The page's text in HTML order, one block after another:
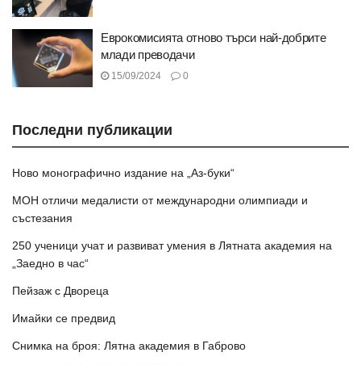
Еврокомисията отново търси най-добрите
млади преводачи
15/09/2024 0
Последни публикации
Ново монографично издание на „Аз-буки“
МОН отличи медалисти от международни олимпиади и
състезания
250 ученици учат и развиват умения в Лятната академия на
„Заедно в час“
Пейзаж с Двореца
Имайки се предвид
Снимка на броя: Лятна академия в Габрово